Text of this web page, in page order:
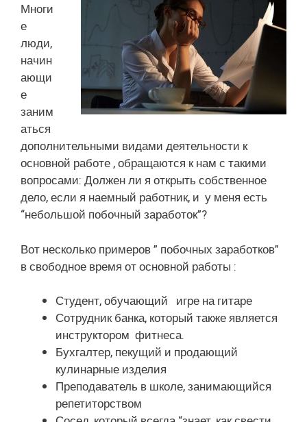
Многи
е
люди,
начин
ающи
е
заним
аться
дополнительными видами деятельности к
основной работе , обращаются к нам с такими
вопросами: Должен ли я открыть собственное
дело, если я наемный работник, и у меня есть
“небольшой побочный заработок”?
Вот несколько примеров ” побочных заработков”
в свободное время от основной работы :
Студент, обучающий игре на гитаре
Сотрудник банка, который также является
инструктором фитнеса.
Бухгалтер, пекущий и продающий
кулинарные изделия
Преподаватель в школе, занимающийся
репетиторством